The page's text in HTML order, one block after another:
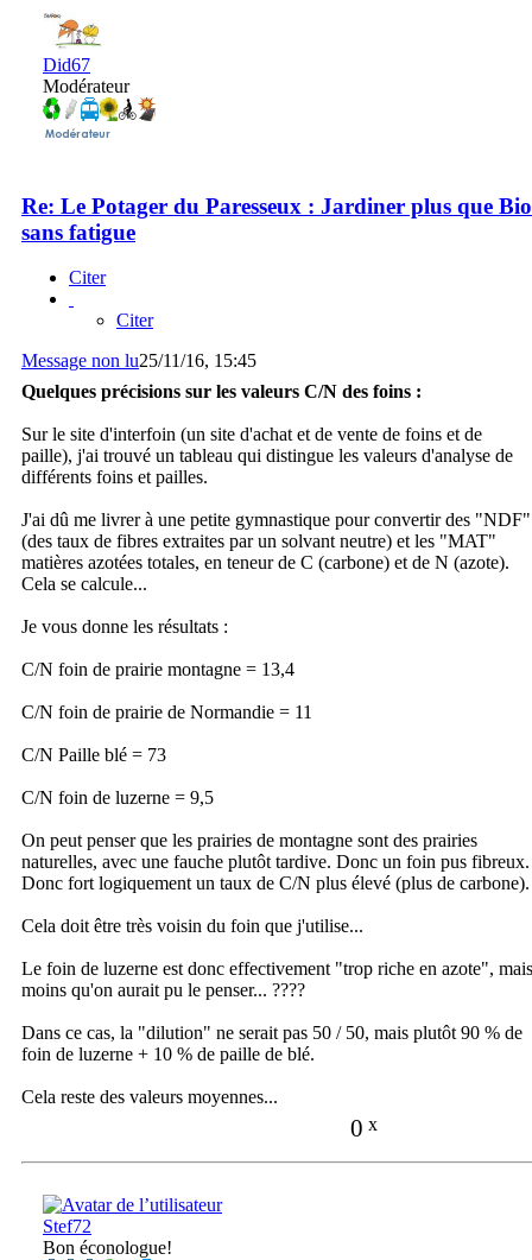
Did67
Modérateur
Re: Le Potager du Paresseux : Jardiner plus que Bio
sans fatigue
Citer
Citer
Message non lu25/11/16, 15:45
Quelques précisions sur les valeurs C/N des foins :
Sur le site d'interfoin (un site d'achat et de vente de foins et de
paille), j'ai trouvé un tableau qui distingue les valeurs d'analyse de
différents foins et pailles.
J'ai dû me livrer à une petite gymnastique pour convertir des "NDF"
(des taux de fibres extraites par un solvant neutre) et les "MAT"
matières azotées totales, en teneur de C (carbone) et de N (azote).
Cela se calcule...
Je vous donne les résultats :
C/N foin de prairie montagne = 13,4
C/N foin de prairie de Normandie = 11
C/N Paille blé = 73
C/N foin de luzerne = 9,5
On peut penser que les prairies de montagne sont des prairies
naturelles, avec une fauche plutôt tardive. Donc un foin pus fibreux.
Donc fort logiquement un taux de C/N plus élevé (plus de carbone).
Cela doit être très voisin du foin que j'utilise...
Le foin de luzerne est donc effectivement "trop riche en azote", mais
moins qu'on aurait pu le penser... ????
Dans ce cas, la "dilution" ne serait pas 50 / 50, mais plutôt 90 % de
foin de luzerne + 10 % de paille de blé.
Cela reste des valeurs moyennes...
0 x
Stef72
Bon éconologue!